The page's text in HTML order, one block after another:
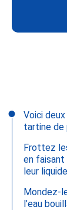
Voici
tartine de
Frottez
en
leur
Mondez-
l’eau